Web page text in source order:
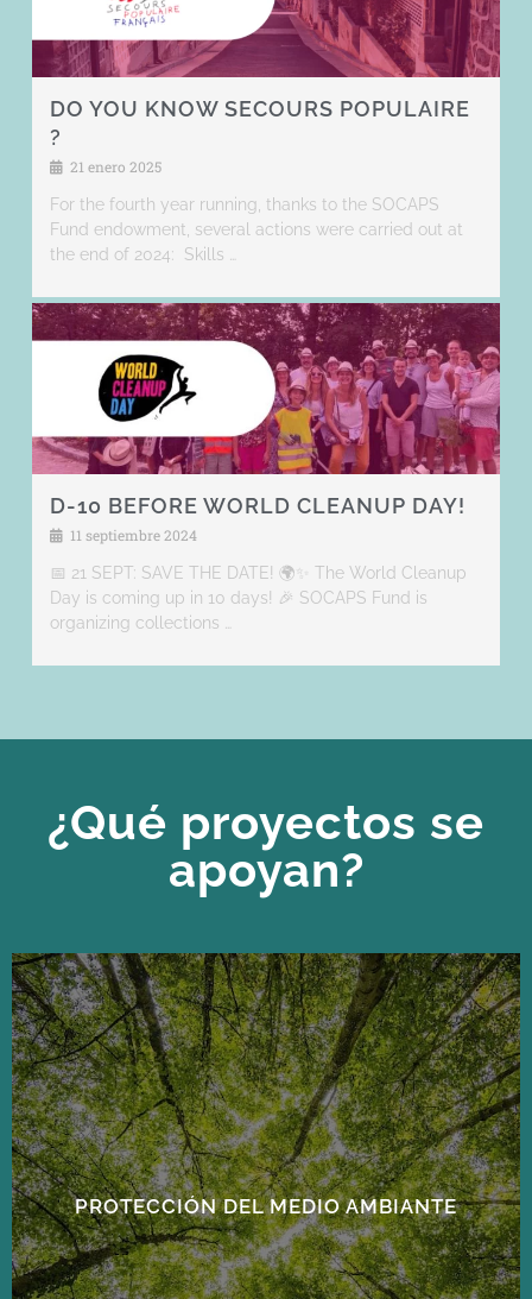
DO YOU KNOW SECOURS POPULAIRE
?
21 enero 2025
For the fourth year running, thanks to the SOCAPS
Fund endowment, several actions were carried out at
the end of 2024: Skills …
D-10 BEFORE WORLD CLEANUP DAY!
11 septiembre 2024
📅 21 SEPT: SAVE THE DATE! 🌍✨ The World Cleanup
Day is coming up in 10 days! 🎉 SOCAPS Fund is
organizing collections …
¿Qué proyectos se
apoyan?
PROTECCIÓN DEL MEDIO AMBIANTE